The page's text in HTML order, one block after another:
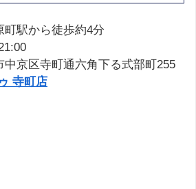
町駅から徒歩約4分
京区寺町通六角下る式部町255
寺町店